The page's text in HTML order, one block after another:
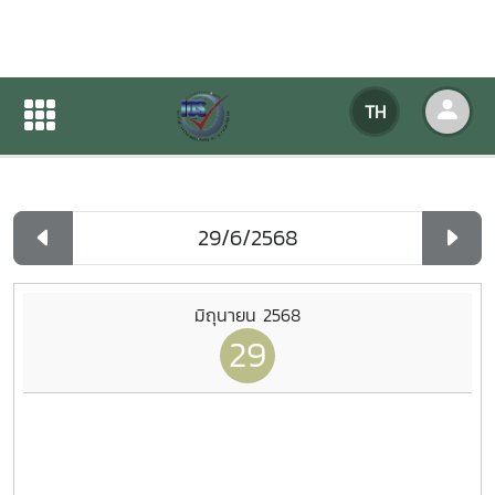
TH
ปฏิทินกิจกรรมของหน่วยงาน
ปฏิทินกิจกรรมของหน่วยงาน
มิถุนายน 2568
29